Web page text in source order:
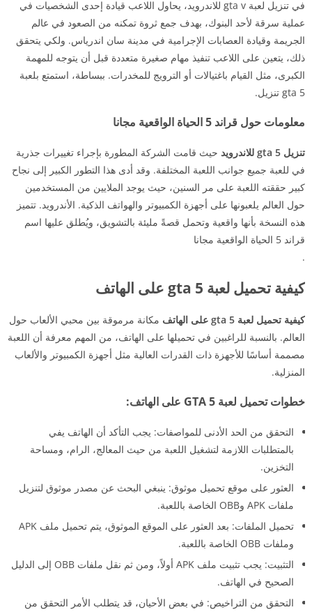
في تنزيل لعبة gta v للاندرويد، يحاول اللاعب قيادة إحدى الشخصيات في
عملية سرقة لأحد البنوك، بهدف جمع ثروة تمكنه من الصعود في عالم
الجريمة وقيادة العصابات الإجرامية في مدينة سان اندرياس. ولكي يتحقق
ذلك، يتعين على اللاعب تنفيذ مهام صغيرة متعددة قبل أن يتوجه للمهمة
الكبرى، مثل القيام باغتيالات أو الترويج للمخدرات. ببساطة، استمتع بلعبة
gta 5 تنزيل.
معلومات حول قراند 5 الحياة الواقعية مجانا
تنزيل gta 5 للاندرويد
حيث قامت الشركة المطورة بإجراء تغييرات جذرية
في للعبة جميع جوانب اللعبة المختلفة. وقد أدى هذا التطور الكبير إلى نجاح
كبير حققته اللعبة على مر السنين، حيث يوجد الملايين من المستخدمين
حول العالم يلعبونها على أجهزة الكمبيوتر والهواتف الذكية. الأندرويد. تتميز
هذه النسخة بأنها واقعية وتحمل قصةً مليئة بالتشويق، ويُطلق عليها اسم
قراند 5 الحياة الواقعية مجانا
.
كيفية تحميل لعبة gta 5 على الهاتف
كيفية تحميل لعبة gta 5 على الهاتف
مكانة مرموقة بين محبي الألعاب حول
العالم. بالنسبة للراغبين في تحميلها على الهاتف، من المهم معرفة أن اللعبة
مصممة أساسًا للأجهزة ذات القدرات العالية مثل أجهزة الكمبيوتر والألعاب
المنزلية.
خطوات تحميل لعبة GTA 5 على الهاتف:
التحقق من الحد الأدنى للمواصفات: يجب التأكد أن الهاتف يفي
بالمتطلبات اللازمة لتشغيل اللعبة من حيث المعالج، الرام، ومساحة
التخزين.
العثور على موقع تحميل موثوق: ينبغي البحث عن مصدر موثوق لتنزيل
ملفات APK وOBB الخاصة باللعبة.
تحميل الملفات: بعد العثور على الموقع الموثوق، يتم تحميل ملف APK
وملفات OBB الخاصة باللعبة.
التثبيت: يجب تثبيت ملف APK أولاً، ومن ثم نقل ملفات OBB إلى الدليل
الصحيح في الهاتف.
التحقق من التراخيص: في بعض الأحيان، قد يتطلب الأمر التحقق من